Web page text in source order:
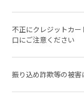
不正にクレジットカ
口にご注意ください
振り込め詐欺等の被害